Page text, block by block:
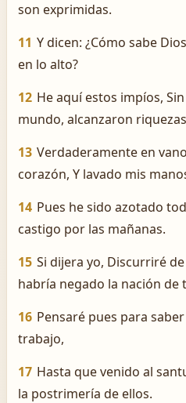
son exprimidas.
11 Y dicen: ¿Cómo sabe
en lo alto?
12 He aquí estos impíos,
mundo, alcanzaron
13 Verdaderamente en
corazón, Y lavado mis
14 Pues he sido azotado
castigo por las mañanas.
15 Si dijera yo, Discurriré
habría negado la nación de
16 Pensaré pues para
trabajo,
17 Hasta que venido al
la postrimería de ellos.